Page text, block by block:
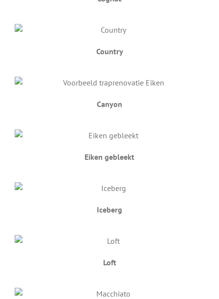
Country
Canyon
Eiken gebleekt
Iceberg
Loft